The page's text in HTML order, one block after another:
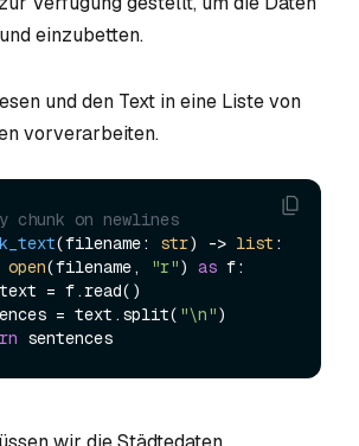
einzubetten.
und den Text in eine Liste von
vorverarbeiten.
chunk on newlines
(filename: str) -> list :
open(filename, "r") as f:
= text.split(
"\n")